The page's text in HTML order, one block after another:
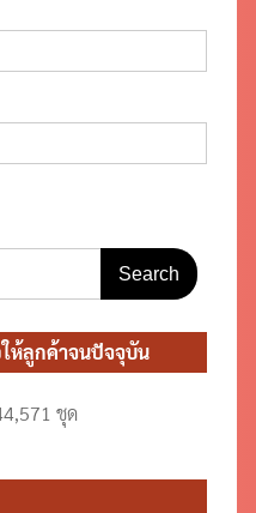
ให้ลูกค้าจนปัจจุบัน
ชุด